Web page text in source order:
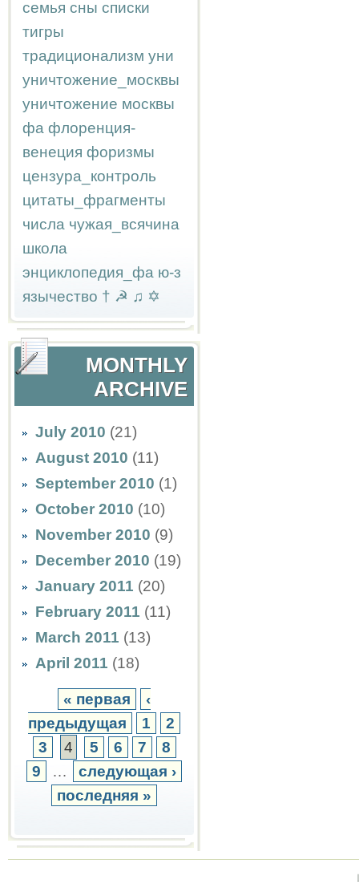
семья сны списки
тигры
традиционализм уни
уничтожение_москвы
уничтожение москвы
фа флоренция-
венеция форизмы
цензура_контроль
цитаты_фрагменты
числа чужая_всячина
школа
энциклопедия_фа ю-з
язычество † ☭ ♫ ✡
MONTHLY
ARCHIVE
July 2010 (21)
August 2010 (11)
September 2010 (1)
October 2010 (10)
November 2010 (9)
December 2010 (19)
January 2011 (20)
February 2011 (11)
March 2011 (13)
April 2011 (18)
« первая
‹
предыдущая
1
2
3
4 5 6 7
8
9
…
следующая ›
последняя »